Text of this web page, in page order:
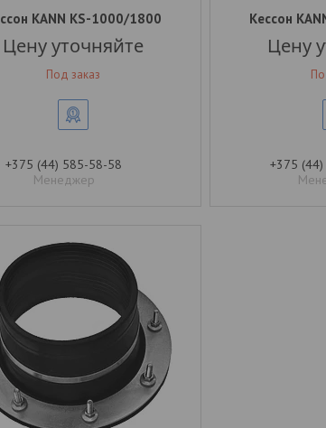
KANN KS-1000/1800
Цену уточняйте
Под заказ
+375 (44) 585-58-58
Менеджер
Кессон
Цену
+375